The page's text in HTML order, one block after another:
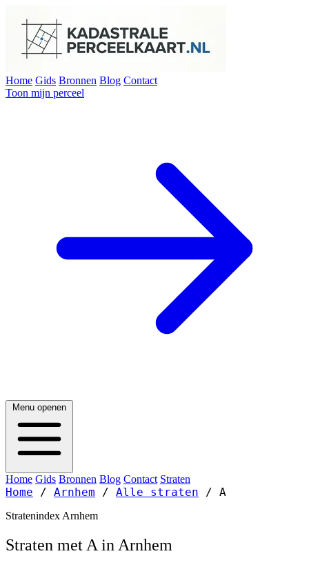
Home Gids Bronnen Blog Contact
Toon mijn perceel
Menu openen
Home Gids Bronnen Blog Contact Straten
Home / Arnhem / Alle straten / A
Stratenindex Arnhem
Straten met A in Arnhem